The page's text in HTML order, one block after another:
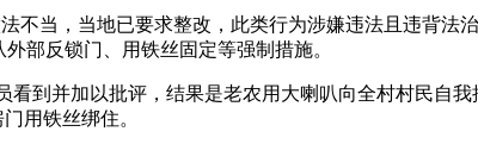
当，当地已要求整改，此类行为涉嫌违法且违背法
部反锁门、用铁丝固定等强制措施。
到并加以批评，结果是老农用大喇叭向全村村民自我
用铁丝绑住。